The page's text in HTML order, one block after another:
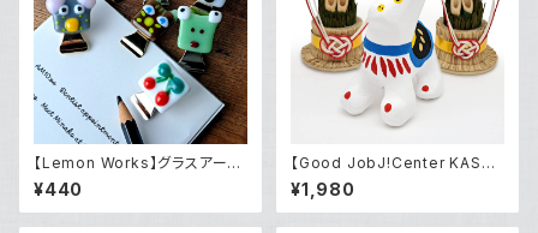
【Lemon Works】グラスアー
ト クリップ（小）
¥440
【Good JobJ!Center KASHI
BA】2025年干支飾り「午」（張り
子）
¥1,980